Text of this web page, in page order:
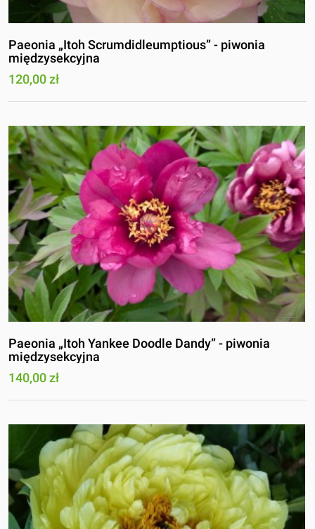
Paeonia „Itoh Scrumdidleumptious” - piwonia
międzysekcyjna
120,00 zł
Paeonia „Itoh Yankee Doodle Dandy” - piwonia
międzysekcyjna
140,00 zł